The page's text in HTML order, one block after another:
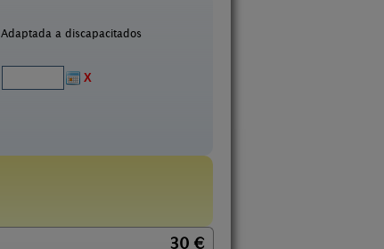
Adaptada a discapacitados
X
30 €